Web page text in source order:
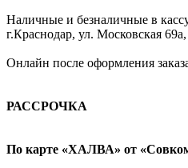
Наличные и безналичные в
г.Краснодар, ул. Московская
Онлайн после оформления
РАССРОЧКА
По карте «ХАЛВА» от